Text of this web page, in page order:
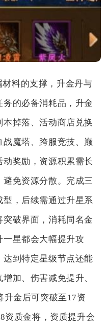
料的支撑，升金丹与
的必备消耗品，升金
掉落、活动商店兑换
魔塔、跨服竞技、巅
奖励，资源积累需长
免资源分散。完成三
型，后续需通过升星系
破界面，消耗同名金
一星都会大幅提升攻
到特定星级节点还能
加、伤害减免提升、
升金后可突破至17资
资质金将，资质提升会